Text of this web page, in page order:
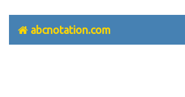
abcnotation.com